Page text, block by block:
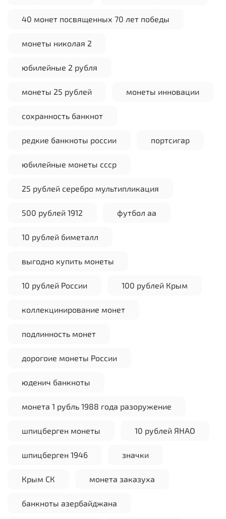
40 монет посвященных 70 лет победы
монеты николая 2
юбилейные 2 рубля
монеты 25 рублей монеты инновации
сохранность банкнот
редкие банкноты россии портсигар
юбилейные монеты ссср
25 рублей серебро мультипликация
500 рублей 1912 футбол аа
10 рублей биметалл
выгодно купить монеты
10 рублей России 100 рублей Крым
коллекцинирование монет
подлинность монет
дорогоие монеты России
юденич банкноты
монета 1 рубль 1988 года разоружение
шпицберген монеты 10 рублей ЯНАО
шпицберген 1946 значки
Крым СК монета заказуха
банкноты азербайджана